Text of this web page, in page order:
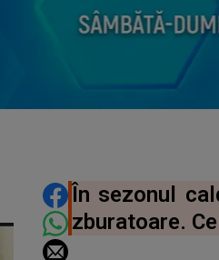
DISTRIBUIE
În sezonul
zburatoare.